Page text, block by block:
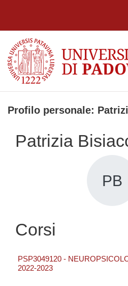
Profilo personale:
Patrizia
PB
Corsi
PSP3049120 -
2022-2023